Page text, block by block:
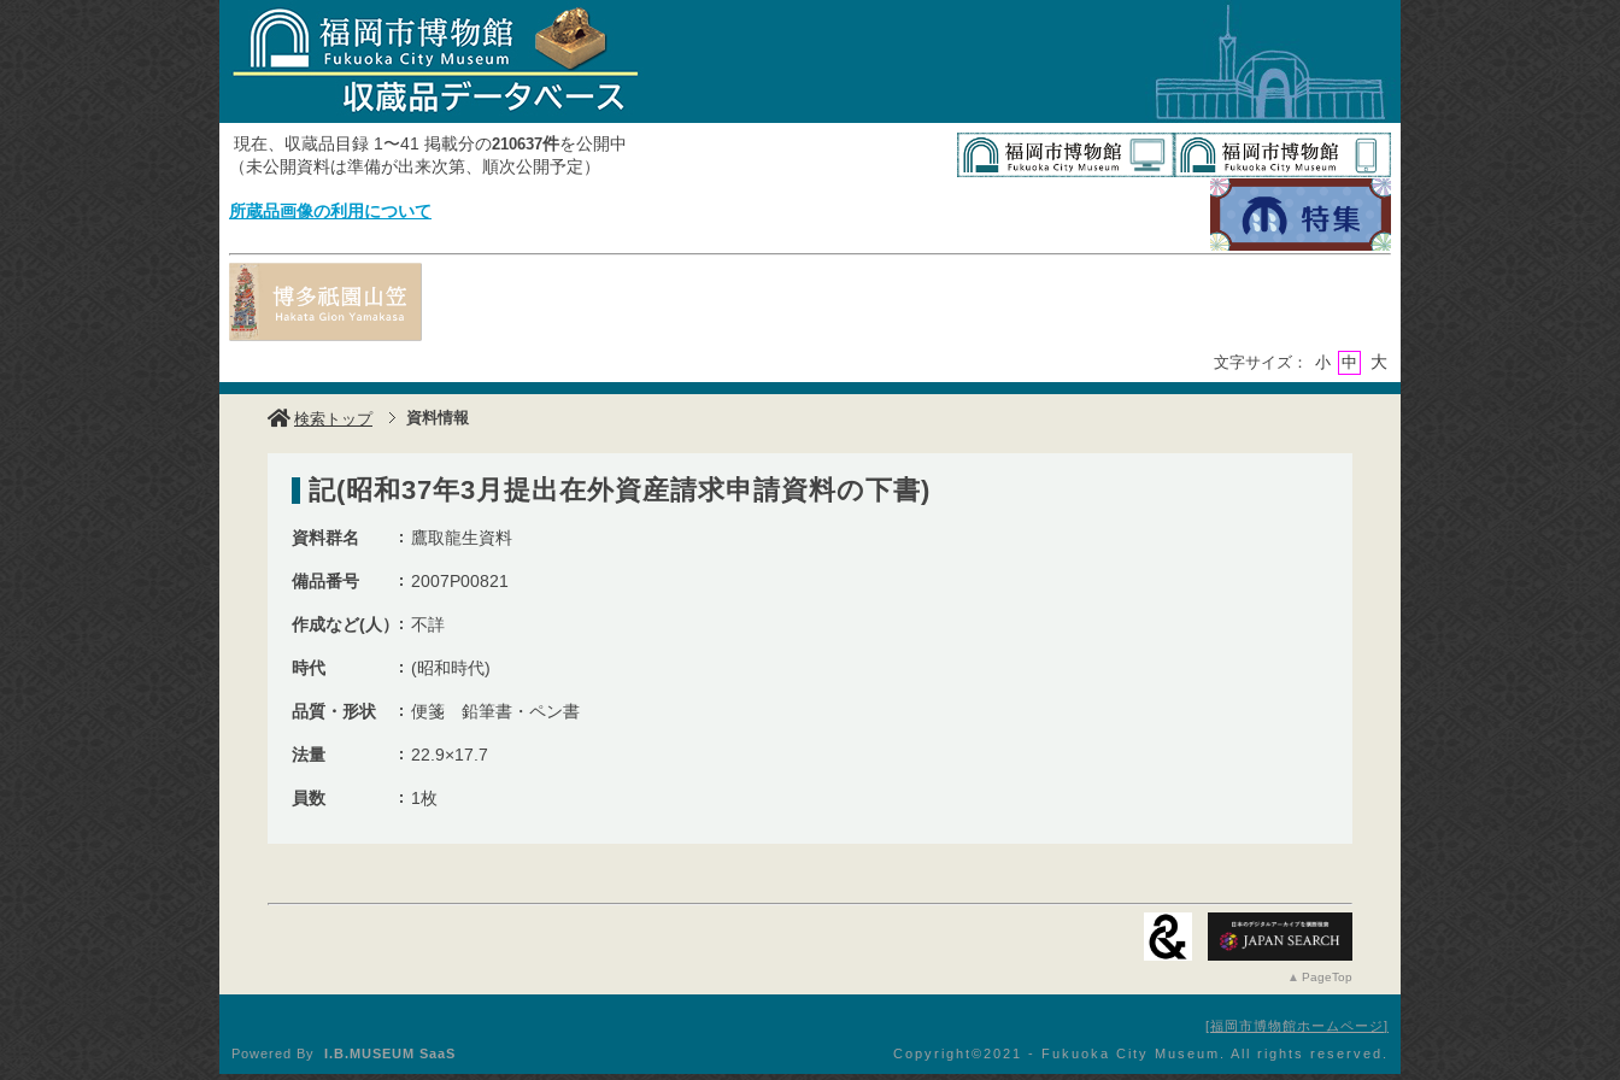
現在、収蔵品目録 1〜41 掲載分の210637件を公開中
（未公開資料は準備が出来次第、順次公開予定）
所蔵品画像の利用について
文字サイズ： 小 中 大
検索トップ 資料情報
記(昭和37年3月提出在外資産請求申請資料の下書)
資料群名 鷹取龍生資料
備品番号 2007P00821
作成など(人） 不詳
時代 (昭和時代)
品質・形状 便箋 鉛筆書・ペン書
法量 22.9×17.7
員数 1枚
PageTop
福岡市博物館ホームページ
Copyright©︎2021 - Fukuoka City Museum. All rights reserved.
Powered By I.B.MUSEUM SaaS